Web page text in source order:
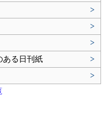
>
>
>
ある日刊紙
>
>